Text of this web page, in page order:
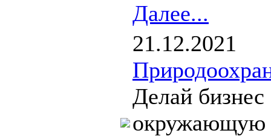
Далее...
21.12.2021
Делай бизнес
окружающую